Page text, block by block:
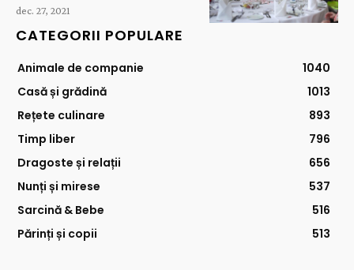
dec. 27, 2021
CATEGORII POPULARE
Animale de companie
1040
Casă și grădină
1013
Rețete culinare
893
Timp liber
796
Dragoste și relații
656
Nunți și mirese
537
Sarcină & Bebe
516
Părinți și copii
513